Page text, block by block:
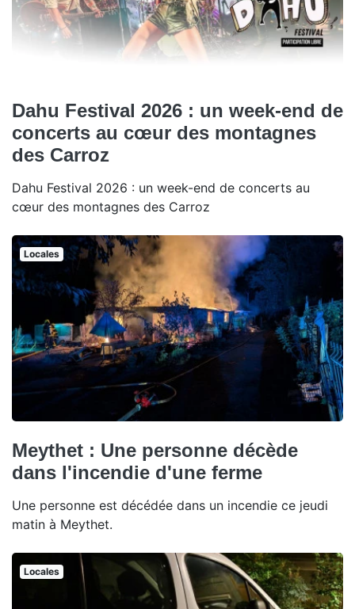
Dahu Festival 2026 : un week-end de
concerts au cœur des montagnes
des Carroz
Dahu Festival 2026 : un week-end de concerts au
cœur des montagnes des Carroz
Locales
Meythet : Une personne décède
dans l'incendie d'une ferme
Une personne est décédée dans un incendie ce jeudi
matin à Meythet.
Locales